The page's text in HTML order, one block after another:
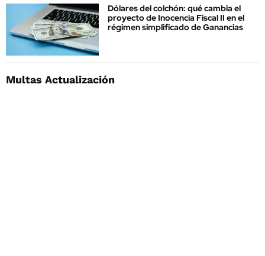
Dólares del colchón: qué cambia el
proyecto de Inocencia Fiscal II en el
régimen simplificado de Ganancias
Multas Actualización